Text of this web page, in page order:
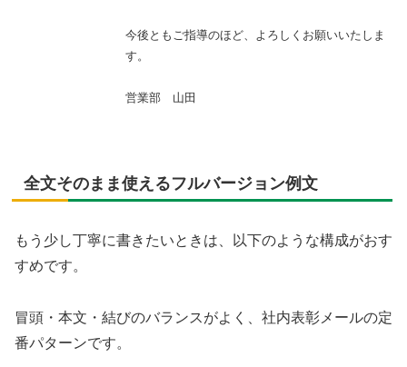
今後ともご指導のほど、よろしくお願いいたしま
す。
営業部 山田
全文そのまま使えるフルバージョン例文
もう少し丁寧に書きたいときは、以下のような構成がおす
すめです。
冒頭・本文・結びのバランスがよく、社内表彰メールの定
番パターンです。